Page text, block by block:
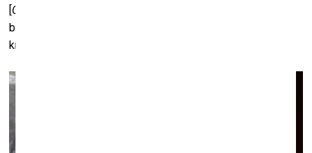
[Covid-19 – red.
brīvi ceļot, tad Kiwie braukās apkārt pa pasauli un visur
krāsos tos savus rukšus.